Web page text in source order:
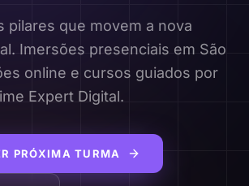
pilares que movem a nova
Imersões presenciais em São
online e cursos guiados por
Expert Digital.
PRÓXIMA TURMA